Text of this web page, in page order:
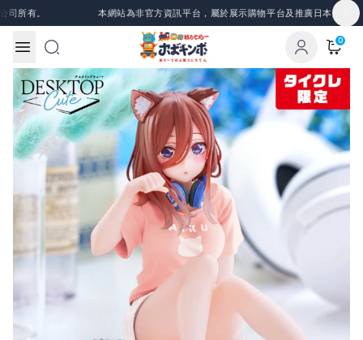
Skip to content
所有。 本網站為非官方資訊平台，屬於展示購物平台及推廣日本景品、
0